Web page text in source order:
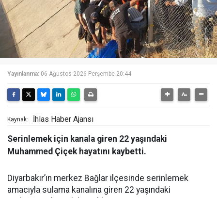
Yayınlanma: 06 Ağustos 2026 Perşembe 20:44
Kaynak: İhlas Haber Ajansı
Serinlemek için kanala giren 22 yaşındaki
Muhammed Çiçek hayatını kaybetti.
Diyarbakır’ın merkez Bağlar ilçesinde serinlemek
amacıyla sulama kanalına giren 22 yaşındaki